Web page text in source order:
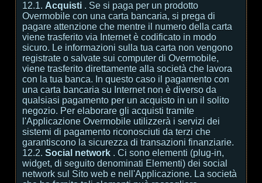
12.1. Acquisti . Se si paga per un prodotto
Overmobile con una carta bancaria, si prega di
pagare attenzione che mentre il numero della carta
viene trasferito via Internet è codificato in modo
sicuro. Le informazioni sulla tua carta non vengono
registrate o salvate sui computer di Overmobile,
viene trasferito direttamente alla società che lavora
con la tua banca. In questo caso il pagamento con
una carta bancaria su Internet non è diverso da
qualsiasi pagamento per un acquisto in un il solito
negozio. Per elaborare gli acquisti tramite
l'Applicazione Overmobile utilizzerà i servizi dei
sistemi di pagamento riconosciuti da terzi che
garantiscono la sicurezza di transazioni finanziarie.
12.2. Social network . Ci sono elementi (plug-in,
widget, di seguito denominati Elementi) dei social
network sul Sito web e nell'Applicazione. La società